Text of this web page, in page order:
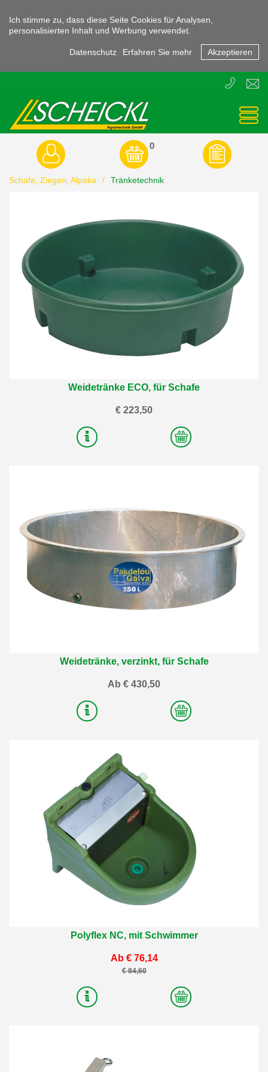
Ich stimme zu, dass diese Seite Cookies für Analysen,
personalisierten Inhalt und Werbung verwendet.
Datenschutz Erfahren Sie mehr Akzeptieren
E
T
3855
0
Schafe, Ziegen, Alpaka / Tränketechnik
Weidetränke ECO, für Schafe
€ 223,50
Weidetränke, verzinkt, für Schafe
Ab € 430,50
2
Varianten
Polyflex NC, mit Schwimmer
Ab € 76,14
€ 84,60
2
Varianten